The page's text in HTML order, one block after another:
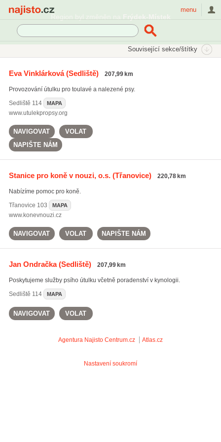
menu
Související sekce/štítky
Eva Vinklárková(Sedliště) 207,99 km
Provozování útulku pro toulavé a nalezené psy.
Sedliště 114 MAPA
www.utulekpropsy.org
NAVIGOVAT
VOLAT
NAPIŠTE NÁM
Stanice pro koně v nouzi, o.s.(Třanovice) 220,78 km
Nabízíme pomoc pro koně.
Třanovice 103 MAPA
www.konevnouzi.cz
NAVIGOVAT VOLAT NAPIŠTE NÁM
Jan Ondračka(Sedliště) 207,99 km
Poskytujeme služby psího útulku včetně poradenství v kynologii.
Sedliště 114 MAPA
NAVIGOVAT VOLAT
Agentura Najisto Centrum.cz Atlas.cz
Nastavení soukromí